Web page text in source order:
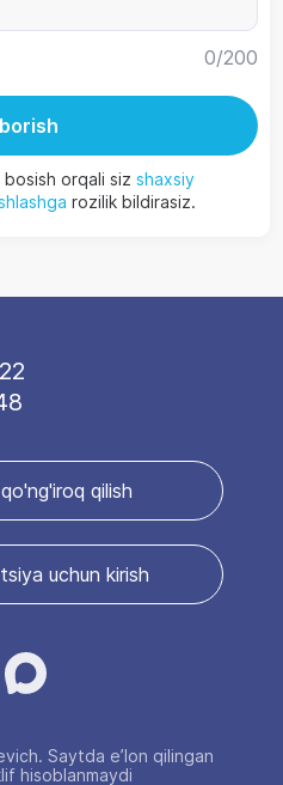
0/200
orqali siz shaxsiy
rozilik bildirasiz.
qilish
uchun kirish
Saytda e’lon qilingan
hisoblanmaydi